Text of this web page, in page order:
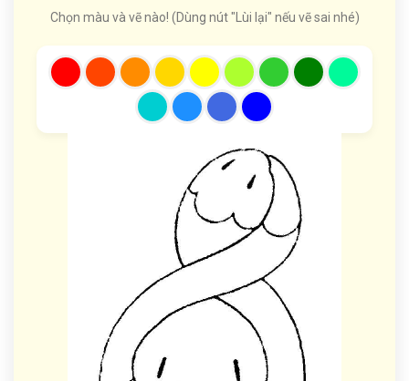
Chọn màu và vẽ nào! (Dùng nút "Lùi lại" nếu vẽ sai nhé)